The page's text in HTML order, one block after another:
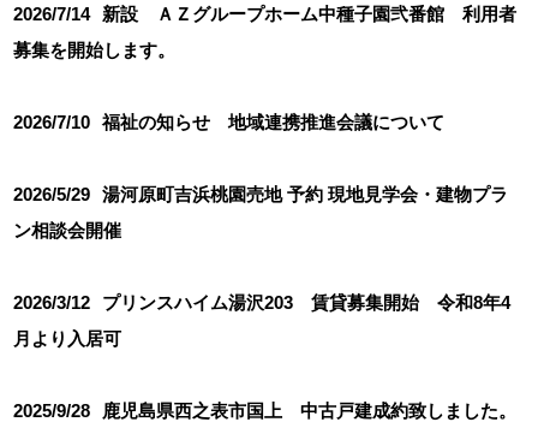
2026/7/14
新設 ＡＺグループホーム中種子園弐番館 利用者
募集を開始します。
2026/7/10 福祉の知らせ 地域連携推進会議について
2026/5/29
湯河原町吉浜桃園売地 予約 現地見学会・建物プラ
ン相談会開催
2026/3/12
プリンスハイム湯沢203 賃貸募集開始 令和8年4
月より入居可
2025/9/28 鹿児島県西之表市国上 中古戸建成約致しました。